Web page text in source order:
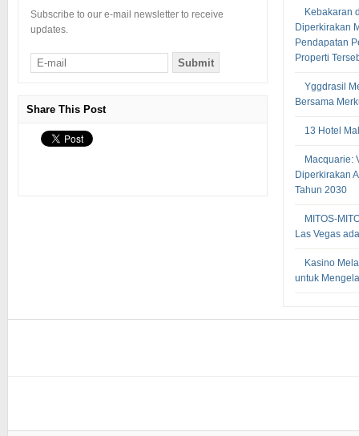
Subscribe to our e-mail newsletter to receive
updates.
Share This Post
Kebakaran
Diperkirakan
Pendapatan
Properti
Yggdrasil
Bersama
13 Hotel
Macquarie:
Diperkirakan
Tahun 2030
MITOS-
Las Vegas
Kasino
untuk